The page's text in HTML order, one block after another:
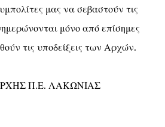
μας να σεβαστούν τις
μόνο από επίσημες
τις υποδείξεις των Αρχών.
Π.Ε. ΛΑΚΩΝΙΑΣ